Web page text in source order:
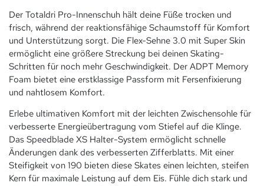
Der Totaldri Pro-Innenschuh hält deine Füße trocken und
frisch, während der reaktionsfähige Schaumstoff für Komfort
und Unterstützung sorgt. Die Flex-Sehne 3.0 mit Super Skin
ermöglicht eine größere Streckung bei deinen Skating-
Schritten für noch mehr Geschwindigkeit. Der ADPT Memory
Foam bietet eine erstklassige Passform mit Fersenfixierung
und nahtlosem Komfort.
Erlebe ultimativen Komfort mit der leichten Zwischensohle für
verbesserte Energieübertragung vom Stiefel auf die Klinge.
Das Speedblade XS Halter-System ermöglicht schnelle
Änderungen dank des verbesserten Zifferblatts. Mit einer
Steifigkeit von 190 bieten diese Skates einen leichten, steifen
Kern für maximale Leistung auf dem Eis. Fühle dich stark und